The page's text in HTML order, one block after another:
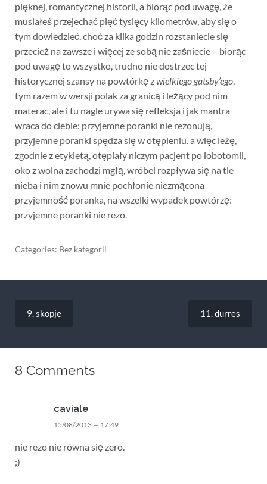
pięknej, romantycznej historii, a biorąc pod uwagę, że
musiałeś przejechać pięć tysięcy kilometrów, aby się o
tym dowiedzieć, choć za kilka godzin rozstaniecie się
przecież na zawsze i więcej ze sobą nie zaśniecie – biorąc
pod uwagę to wszystko, trudno nie dostrzec tej
historycznej szansy na powtórkę zwielkiego gatsby’ego,
tym razem w wersji polak za granicą i leżący pod nim
materac, ale i tu nagle urywa się refleksja i jak mantra
wraca do ciebie: przyjemne poranki nie rezonują,
przyjemne poranki spędza się w otępieniu. a więc leżę,
zgodnie z etykietą, otępiały niczym pacjent po lobotomii,
oko z wolna zachodzi mgłą, wróbel rozpływa się na tle
nieba i nim znowu mnie pochłonie niezmącona
przyjemność poranka, na wszelki wypadek powtórzę:
przyjemne poranki nie rezo.
Categories: Bez kategorii
wpisu
9. skopje 11. durres
8 Comments
caviale
15/08/2013 — 17:49
nie rezo nie równa się zero.
;)